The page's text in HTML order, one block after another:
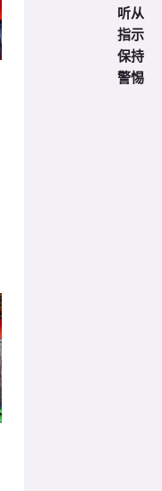
听从
指示
保持
警惕